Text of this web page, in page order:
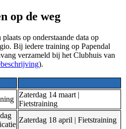
op de weg
op onderstaande data op
Bij iedere training op Papendal
verzameld bij het Clubhuis van
).
Zaterdag 14 maart |
Fietstraining
Zaterdag 18 april | Fietstraining